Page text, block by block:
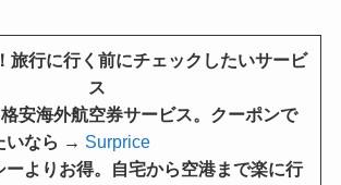
旅行に行く前にチェックしたいサービ
ス
安海外航空券サービス。クーポンで
いなら → Surprice
ーよりお得。自宅から空港まで楽に行